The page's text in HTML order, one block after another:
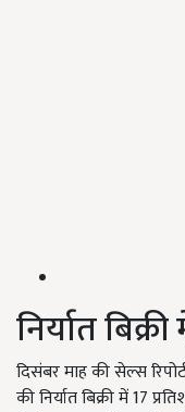
निर्यात
दिसंबर माह की सेल्स
की निर्यात बिक्री में 17